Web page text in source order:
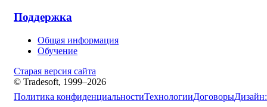
Поддержка
Общая информация
Обучение
Старая версия сайта
© Tradesoft, 1999–2026
Политика конфиденциальностиТехнологииДоговорыДизайн: